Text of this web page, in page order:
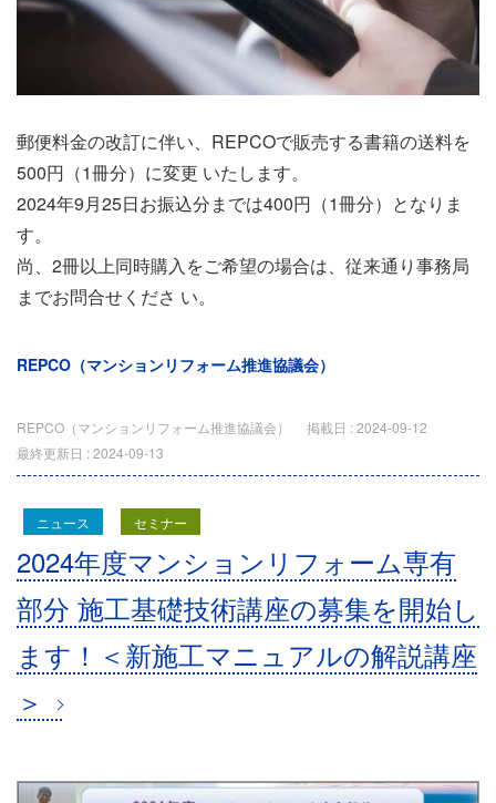
郵便料金の改訂に伴い、REPCOで販売する書籍の送料を
500円（1冊分）に変更 いたします。
2024年9月25日お振込分までは400円（1冊分）となりま
す。
尚、2冊以上同時購入をご希望の場合は、従来通り事務局
までお問合せくださ い。
REPCO（マンションリフォーム推進協議会）
REPCO（マンションリフォーム推進協議会） 掲載日 :2024-09-12
最終更新日 :2024-09-13
2024年度マンションリフォーム専有
部分 施工基礎技術講座の募集を開始し
ます！＜新施工マニュアルの解説講座
＞
ニュース セミナー